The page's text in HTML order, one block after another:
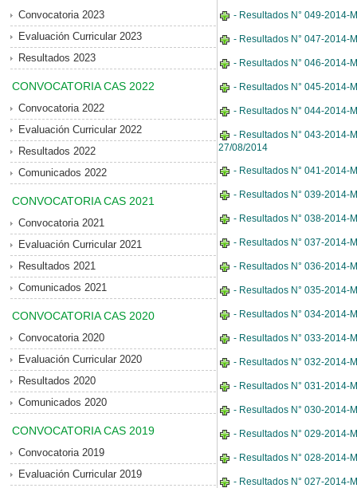
Convocatoria 2023
Evaluación Curricular 2023
Resultados 2023
CONVOCATORIA CAS 2022
Convocatoria 2022
Evaluación Curricular 2022
Resultados 2022
Comunicados 2022
CONVOCATORIA CAS 2021
Convocatoria 2021
Evaluación Curricular 2021
Resultados 2021
Comunicados 2021
CONVOCATORIA CAS 2020
Convocatoria 2020
Evaluación Curricular 2020
Resultados 2020
Comunicados 2020
CONVOCATORIA CAS 2019
Convocatoria 2019
Evaluación Curricular 2019
- Resultados N° 049-2014-
- Resultados N° 047-2014-
- Resultados N° 046-2014-
- Resultados N° 045-2014-
- Resultados N° 044-2014-
- Resultados N° 043-2014-
27/08/2014
- Resultados N° 041-2014-
- Resultados N° 039-2014-
- Resultados N° 038-2014-
- Resultados N° 037-2014-
- Resultados N° 036-2014-
- Resultados N° 035-2014-
- Resultados N° 034-2014-
- Resultados N° 033-2014-
- Resultados N° 032-2014-
- Resultados N° 031-2014-
- Resultados N° 030-2014-
- Resultados N° 029-2014-
- Resultados N° 028-2014-
- Resultados N° 027-2014-